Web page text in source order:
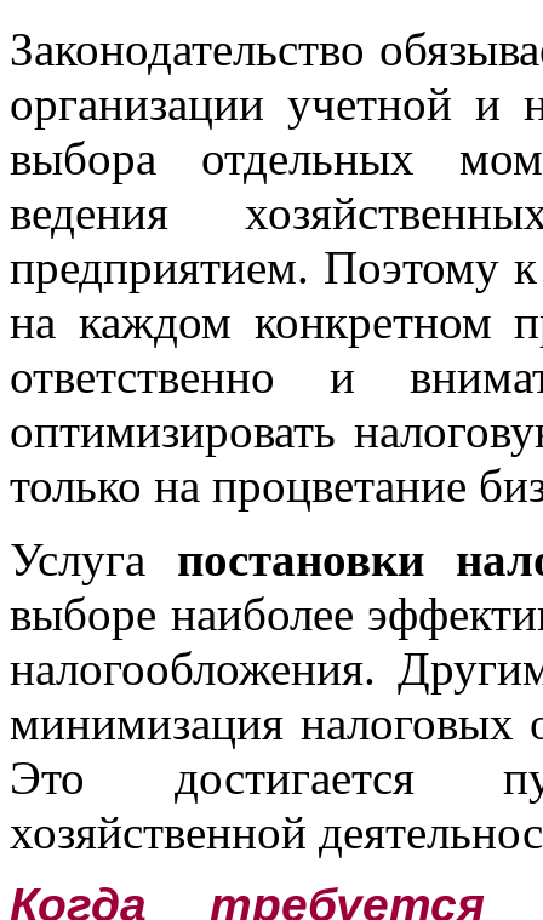
Законодательство
организации учетной и
выбора отдельных
ведения
предприятием. Поэтому
на каждом конкретном
ответственно и
оптимизировать
только на процветание
Услуга постановки
выборе наиболее
налогообложения.
минимизация налоговых
Это достигается
хозяйственной
Когда требуется